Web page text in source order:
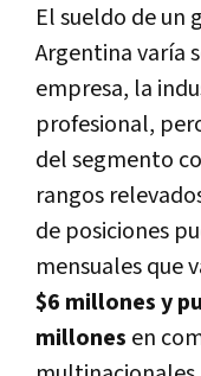
El sueldo de un
Argentina varía
empresa, la
profesional,
del segmento
rangos
de posiciones
mensuales que
$6 millones y
millones en